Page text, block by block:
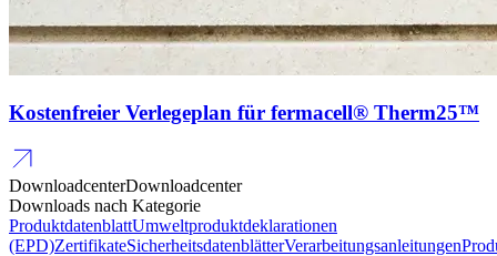
Kostenfreier Verlegeplan für fermacell® Therm25™
DownloadcenterDownloadcenter
Downloads nach Kategorie
ProduktdatenblattUmweltproduktdeklarationen
(EPD)ZertifikateSicherheitsdatenblätterVerarbeitungsanleitungen